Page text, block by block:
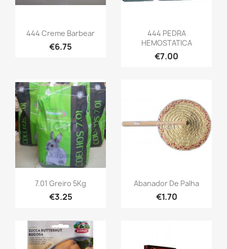
444 Creme Barbear
€6.75
444 PEDRA
HEMOSTATICA
€7.00
7.01 Greiro 5Kg
€3.25
Abanador De Palha
€1.70